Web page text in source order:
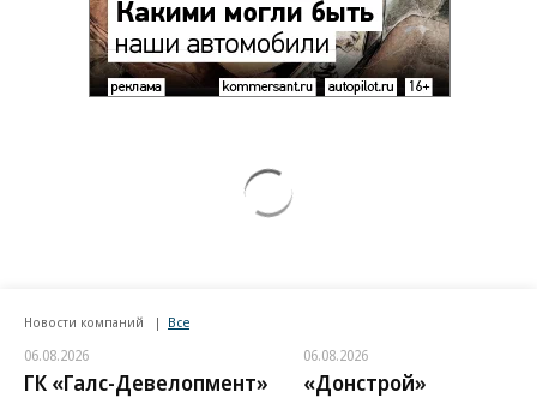
Новости компаний Все
06.08.2026
ГК «Галс-Девелопмент»
06.08.2026
«Донстрой»